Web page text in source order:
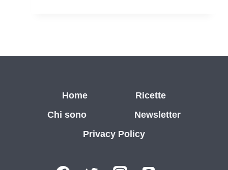
Home
Ricette
Chi sono
Newsletter
Privacy Policy